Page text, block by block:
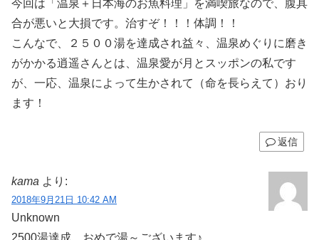
今回は「温泉＋日本海のお魚料理」を満喫旅なので、腹具
合が悪いと大損です。治すぞ！！！体調！！
こんなで、２５００湯を達成され益々、温泉めぐりに磨き
がかかる逍遥さんとは、温泉愛が月とスッポンの私です
が、一応、温泉によって生かされて（命を長らえて）おり
ます！
返信
kama より:
2018年9月21日 10:42 AM
Unknown